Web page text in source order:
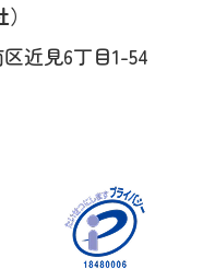
近見6丁目1-54